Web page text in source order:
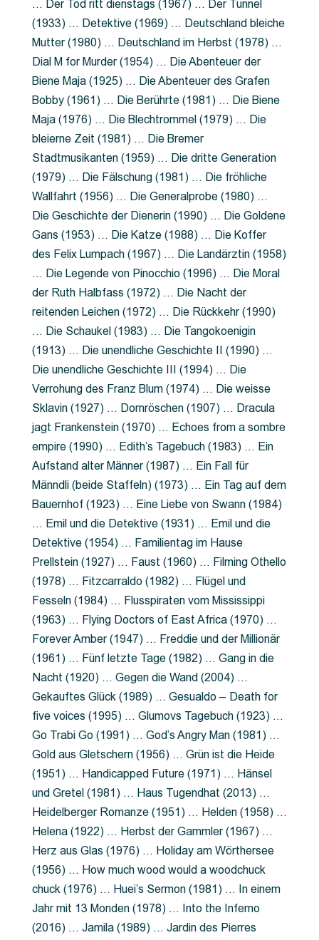
… Der Tod ritt dienstags (1967) … Der Tunnel
(1933) … Detektive (1969) … Deutschland bleiche
Mutter (1980) … Deutschland im Herbst (1978) …
Dial M for Murder (1954) … Die Abenteuer der
Biene Maja (1925) … Die Abenteuer des Grafen
Bobby (1961) … Die Berührte (1981) … Die Biene
Maja (1976) … Die Blechtrommel (1979) … Die
bleierne Zeit (1981) … Die Bremer
Stadtmusikanten (1959) … Die dritte Generation
(1979) … Die Fälschung (1981) … Die fröhliche
Wallfahrt (1956) … Die Generalprobe (1980) …
Die Geschichte der Dienerin (1990) … Die Goldene
Gans (1953) … Die Katze (1988) … Die Koffer
des Felix Lumpach (1967) … Die Landärztin (1958)
… Die Legende von Pinocchio (1996) … Die Moral
der Ruth Halbfass (1972) … Die Nacht der
reitenden Leichen (1972) … Die Rückkehr (1990)
… Die Schaukel (1983) … Die Tangokoenigin
(1913) … Die unendliche Geschichte II (1990) …
Die unendliche Geschichte III (1994) … Die
Verrohung des Franz Blum (1974) … Die weisse
Sklavin (1927) … Dornröschen (1907) … Dracula
jagt Frankenstein (1970) … Echoes from a sombre
empire (1990) … Edith’s Tagebuch (1983) … Ein
Aufstand alter Männer (1987) … Ein Fall für
Männdli (beide Staffeln) (1973) … Ein Tag auf dem
Bauernhof (1923) … Eine Liebe von Swann (1984)
… Emil und die Detektive (1931) … Emil und die
Detektive (1954) … Familientag im Hause
Prellstein (1927) … Faust (1960) … Filming Othello
(1978) … Fitzcarraldo (1982) … Flügel und
Fesseln (1984) … Flusspiraten vom Mississippi
(1963) … Flying Doctors of East Africa (1970) …
Forever Amber (1947) … Freddie und der Millionär
(1961) … Fünf letzte Tage (1982) … Gang in die
Nacht (1920) … Gegen die Wand (2004) …
Gekauftes Glück (1989) … Gesualdo – Death for
five voices (1995) … Glumovs Tagebuch (1923) …
Go Trabi Go (1991) … God’s Angry Man (1981) …
Gold aus Gletschern (1956) … Grün ist die Heide
(1951) … Handicapped Future (1971) … Hänsel
und Gretel (1981) … Haus Tugendhat (2013) …
Heidelberger Romanze (1951) … Helden (1958) …
Helena (1922) … Herbst der Gammler (1967) …
Herz aus Glas (1976) … Holiday am Wörthersee
(1956) … How much wood would a woodchuck
chuck (1976) … Huei’s Sermon (1981) … In einem
Jahr mit 13 Monden (1978) … Into the Inferno
(2016) … Jamila (1989) … Jardin des Pierres